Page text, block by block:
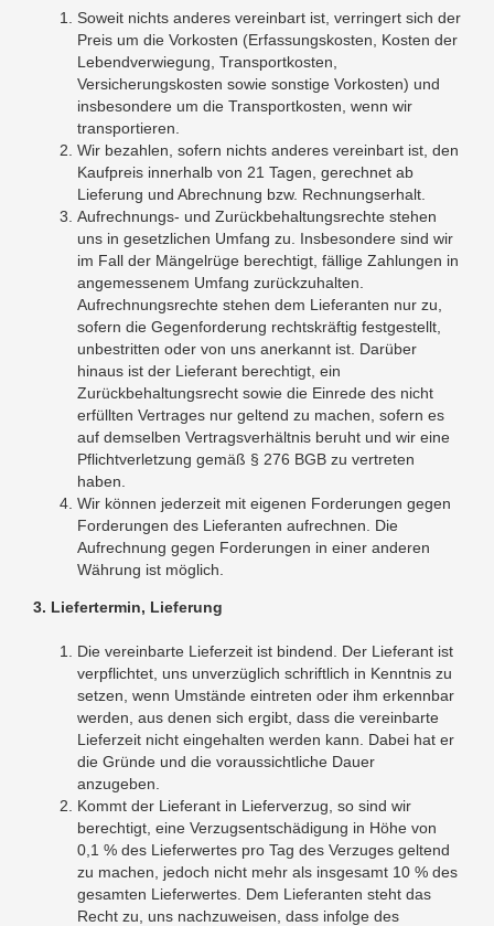
Soweit nichts anderes vereinbart ist, verringert sich der
Preis um die Vorkosten (Erfassungskosten, Kosten der
Lebendverwiegung, Transportkosten,
Versicherungskosten sowie sonstige Vorkosten) und
insbesondere um die Transportkosten, wenn wir
transportieren.
Wir bezahlen, sofern nichts anderes vereinbart ist, den
Kaufpreis innerhalb von 21 Tagen, gerechnet ab
Lieferung und Abrechnung bzw. Rechnungserhalt.
Aufrechnungs- und Zurückbehaltungsrechte stehen
uns in gesetzlichen Umfang zu. Insbesondere sind wir
im Fall der Mängelrüge berechtigt, fällige Zahlungen in
angemessenem Umfang zurückzuhalten.
Aufrechnungsrechte stehen dem Lieferanten nur zu,
sofern die Gegenforderung rechtskräftig festgestellt,
unbestritten oder von uns anerkannt ist. Darüber
hinaus ist der Lieferant berechtigt, ein
Zurückbehaltungsrecht sowie die Einrede des nicht
erfüllten Vertrages nur geltend zu machen, sofern es
auf demselben Vertragsverhältnis beruht und wir eine
Pflichtverletzung gemäß § 276 BGB zu vertreten
haben.
Wir können jederzeit mit eigenen Forderungen gegen
Forderungen des Lieferanten aufrechnen. Die
Aufrechnung gegen Forderungen in einer anderen
Währung ist möglich.
3. Liefertermin, Lieferung
Die vereinbarte Lieferzeit ist bindend. Der Lieferant ist
verpflichtet, uns unverzüglich schriftlich in Kenntnis zu
setzen, wenn Umstände eintreten oder ihm erkennbar
werden, aus denen sich ergibt, dass die vereinbarte
Lieferzeit nicht eingehalten werden kann. Dabei hat er
die Gründe und die voraussichtliche Dauer
anzugeben.
Kommt der Lieferant in Lieferverzug, so sind wir
berechtigt, eine Verzugsentschädigung in Höhe von
0,1 % des Lieferwertes pro Tag des Verzuges geltend
zu machen, jedoch nicht mehr als insgesamt 10 % des
gesamten Lieferwertes. Dem Lieferanten steht das
Recht zu, uns nachzuweisen, dass infolge des